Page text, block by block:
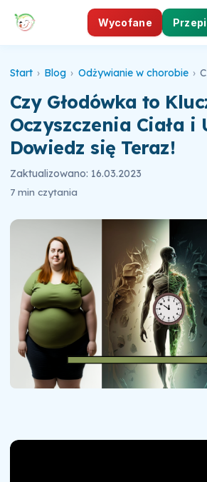
Wycofane
Start › Blog › Odżywianie w chorobie ›
Czy Głodówka to
Oczyszczenia Ciała i
Dowiedz się Teraz!
Zaktualizowano: 16.03.2023
7 min czytania